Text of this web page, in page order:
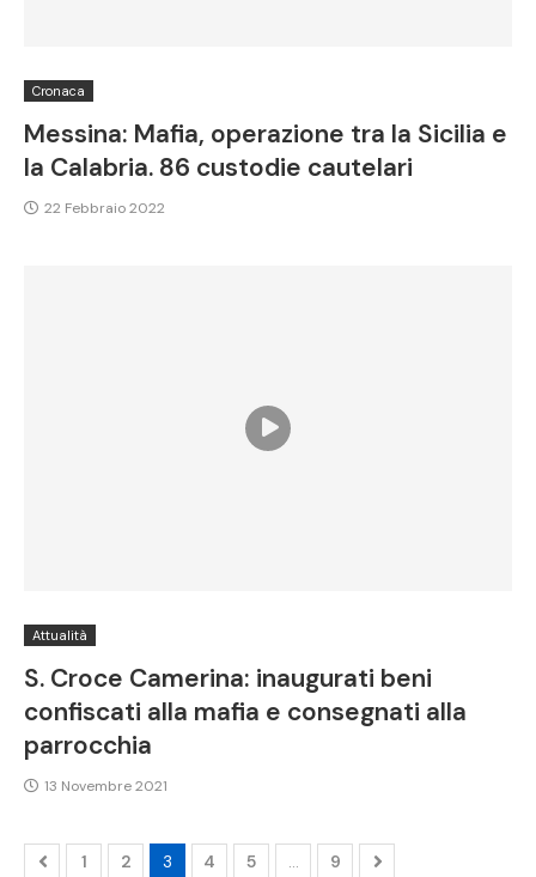
Cronaca
Messina: Mafia, operazione tra la Sicilia e
la Calabria. 86 custodie cautelari
22 Febbraio 2022
Attualità
S. Croce Camerina: inaugurati beni
confiscati alla mafia e consegnati alla
parrocchia
13 Novembre 2021
1 2 3 4 5 … 9